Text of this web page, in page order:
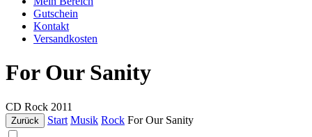
Gutschein
Kontakt
Versandkosten
For Our Sanity
CD Rock 2011
Zurück Start Musik Rock For Our Sanity